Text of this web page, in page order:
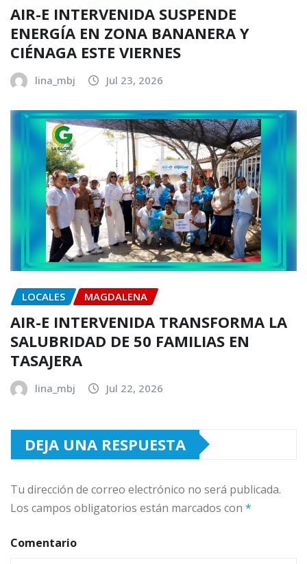
AIR-E INTERVENIDA SUSPENDE
ENERGÍA EN ZONA BANANERA Y
CIÉNAGA ESTE VIERNES
lina_mbj Jul 23, 2026
LOCALES MAGDALENA
AIR-E INTERVENIDA TRANSFORMA LA
SALUBRIDAD DE 50 FAMILIAS EN
TASAJERA
lina_mbj Jul 22, 2026
DEJA UNA RESPUESTA
Tu dirección de correo electrónico no será publicada.
Los campos obligatorios están marcados con *
Comentario